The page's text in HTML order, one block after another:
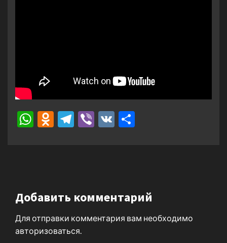
WhatsApp
Odnoklassniki
Telegram
Viber
VK
Добавить комментарий
Для отправки комментария вам необходимо
авторизоваться